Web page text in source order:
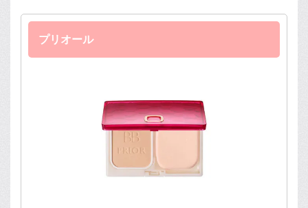
プリオール